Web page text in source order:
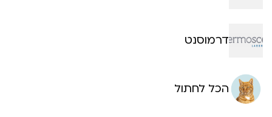
דרמוסנט
הכל לחתול